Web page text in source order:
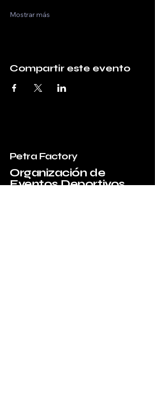
Mostrar más
Compartir este evento
Petra Factory
Organización de
Eventos Deportivos